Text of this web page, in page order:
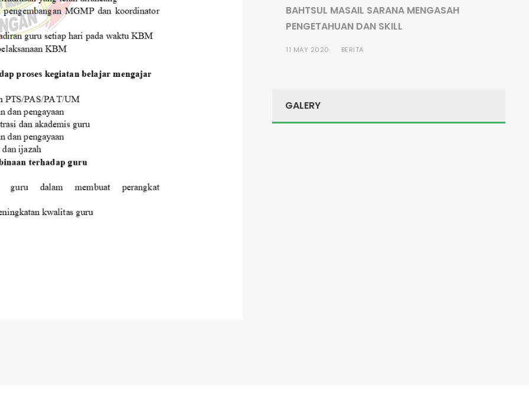
BAHTSUL MASAIL SARANA MENGASAH
PENGETAHUAN DAN SKILL
11 MAY 2020 BERITA
GALERY